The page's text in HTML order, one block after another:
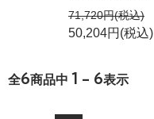
71,720円(税込)
50,204円(税込)
全6商品中 1 - 6表示